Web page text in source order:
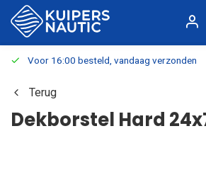
Voor 16:00 besteld, vandaag verzonden
Terug
Dekborstel Hard